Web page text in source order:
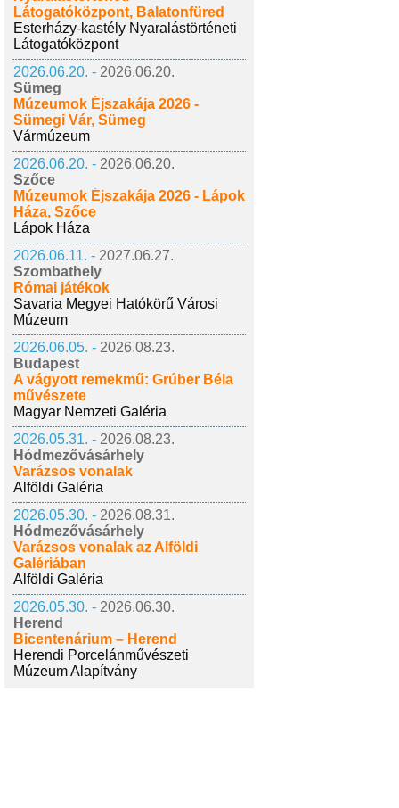
Látogatóközpont, Balatonfüred
Esterházy-kastély Nyaralástörténeti
Látogatóközpont
2026.06.20. - 2026.06.20.
Sümeg
Múzeumok Éjszakája 2026 -
Sümegi Vár, Sümeg
Vármúzeum
2026.06.20. - 2026.06.20.
Szőce
Múzeumok Éjszakája 2026 - Lápok
Háza, Szőce
Lápok Háza
2026.06.11. - 2027.06.27.
Szombathely
Római játékok
Savaria Megyei Hatókörű Városi
Múzeum
2026.06.05. - 2026.08.23.
Budapest
A vágyott remekmű: Grúber Béla
művészete
Magyar Nemzeti Galéria
2026.05.31. - 2026.08.23.
Hódmezővásárhely
Varázsos vonalak
Alföldi Galéria
2026.05.30. - 2026.08.31.
Hódmezővásárhely
Varázsos vonalak az Alföldi
Galériában
Alföldi Galéria
2026.05.30. - 2026.06.30.
Herend
Bicentenárium – Herend
Herendi Porcelánművészeti
Múzeum Alapítvány